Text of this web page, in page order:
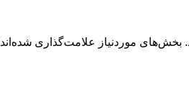
بخش‌های موردنیاز علامت‌گذاری شده‌اند